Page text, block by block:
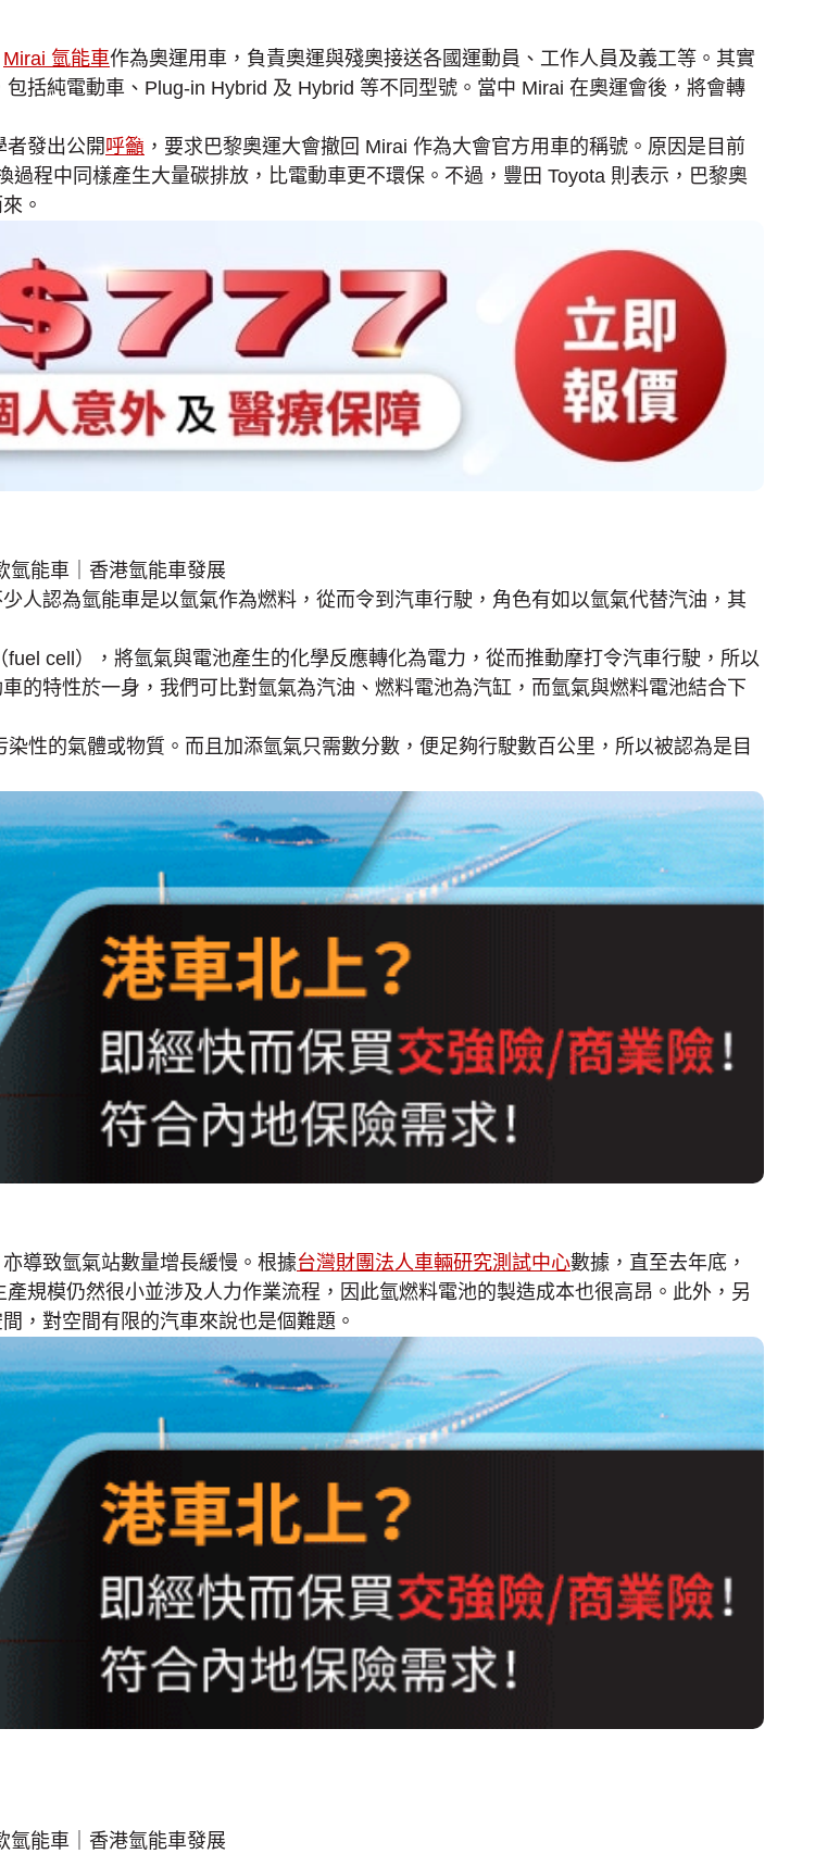
Mirai 氫能車作為奧運用車，負責奧運與殘奧接送各國運動員、工作人員及義工等。其實
括純電動車、Plug-in Hybrid 及 Hybrid 等不同型號。當中 Mirai 在奧運會後，將會轉
者發出公開呼籲 ，要求巴黎奧運大會撤回 Mirai 作為大會官方用車的稱號。原因是目前
程中同樣產生大量碳排放，比電動車更不環保。不過，豐田 Toyota 則表示，巴黎奧
。
人認為氫能車是以氫氣作為燃料，從而令到汽車行駛，角色有如以氫氣代替汽油，其
（fuel cell）
，將氫氣與電池產生的化學反應轉化為電力，從而推動摩打令汽車行駛，所以
的特性於一身，我們可比對氫氣為汽油、燃料電池為汽缸，而氫氣與燃料電池結合下
性的氣體或物質。而且加添氫氣只需數分數，便足夠行駛數百公里，所以被認為是目
導致氫氣站數量增長緩慢。根據台灣財團法人車輛研究測試中心數據，直至去年底，
規模仍然很小並涉及人力作業流程，因此氫燃料電池的製造成本也很高昂。此外，另
，對空間有限的汽車來說也是個難題。